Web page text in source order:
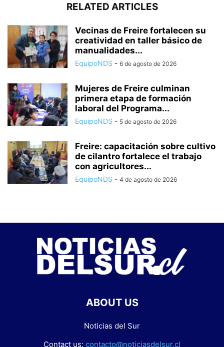
RELATED ARTICLES
Vecinas de Freire fortalecen su
creatividad en taller básico de
manualidades...
EquipoNDS - 6 de agosto de 2026
Mujeres de Freire culminan
primera etapa de formación
laboral del Programa...
EquipoNDS - 5 de agosto de 2026
Freire: capacitación sobre cultivo
de cilantro fortalece el trabajo
con agricultores...
EquipoNDS - 4 de agosto de 2026
ABOUT US
Noticias del Sur
Contact us: contacto@noticiasdelsur.cl